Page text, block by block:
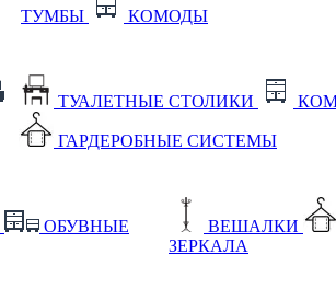
ТУМБЫ КОМОДЫ
ТУАЛЕТНЫЕ СТОЛИКИ
ГАРДЕРОБНЫЕ СИСТЕМЫ
ОБУВНЫЕ
ВЕШАЛКИ
ЗЕРКАЛА